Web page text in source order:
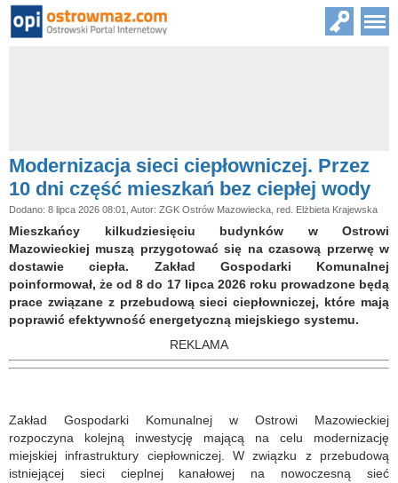
Modernizacja sieci ciepłowniczej. Przez
10 dni część mieszkań bez ciepłej wody
Dodano: 8 lipca 2026 08:01, Autor: ZGK Ostrów Mazowiecka, red. Elżbieta Krajewska
Mieszkańcy kilkudziesięciu budynków w Ostrowi
Mazowieckiej muszą przygotować się na czasową przerwę w
dostawie ciepła. Zakład Gospodarki Komunalnej
poinformował, że od 8 do 17 lipca 2026 roku prowadzone będą
prace związane z przebudową sieci ciepłowniczej, które mają
poprawić efektywność energetyczną miejskiego systemu.
REKLAMA
Zakład Gospodarki Komunalnej w Ostrowi Mazowieckiej
rozpoczyna kolejną inwestycję mającą na celu modernizację
miejskiej infrastruktury ciepłowniczej. W związku z przebudową
istniejącej sieci cieplnej kanałowej na nowoczesną sieć